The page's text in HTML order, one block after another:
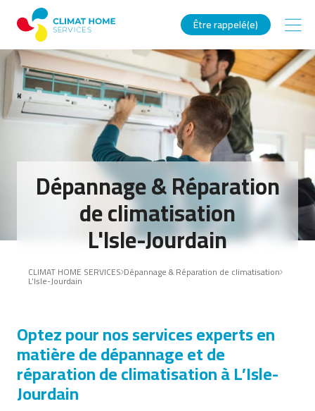
Être rappelé(e)
Dépannage & Réparation
de climatisation
L'Isle-Jourdain
CLIMAT HOME SERVICES Dépannage & Réparation de climatisation
L’Isle-Jourdain
Optez pour nos services experts en
matière de dépannage et de
réparation de climatisation à L’Isle-
Jourdain